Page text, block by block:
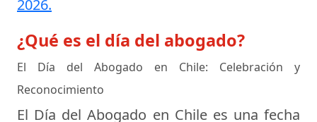
2026.
¿Qué es el día del abogado?
El Día del Abogado en Chile: Celebración y
Reconocimiento
El Día del Abogado en Chile es una fecha